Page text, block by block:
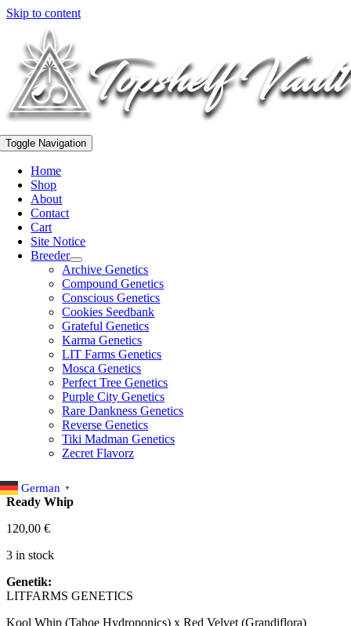
Skip to content
Toggle Navigation
Home
Shop
About
Contact
Cart
Site Notice
Breeder
Archive Genetics
Compound Genetics
Conscious Genetics
Cookies Seedbank
Grateful Genetics
Karma Genetics
LIT Farms Genetics
Mosca Genetics
Perfect Tree Genetics
Purple City Genetics
Rare Dankness Genetics
Reverse Genetics
Tiki Madman Genetics
Zecret Flavorz
German ▼
Ready Whip
120,00 €
3 in stock
Genetik:
LITFARMS GENETICS
Kool Whip (Tahoe Hydroponics) x Red Velvet (Grandiflora)